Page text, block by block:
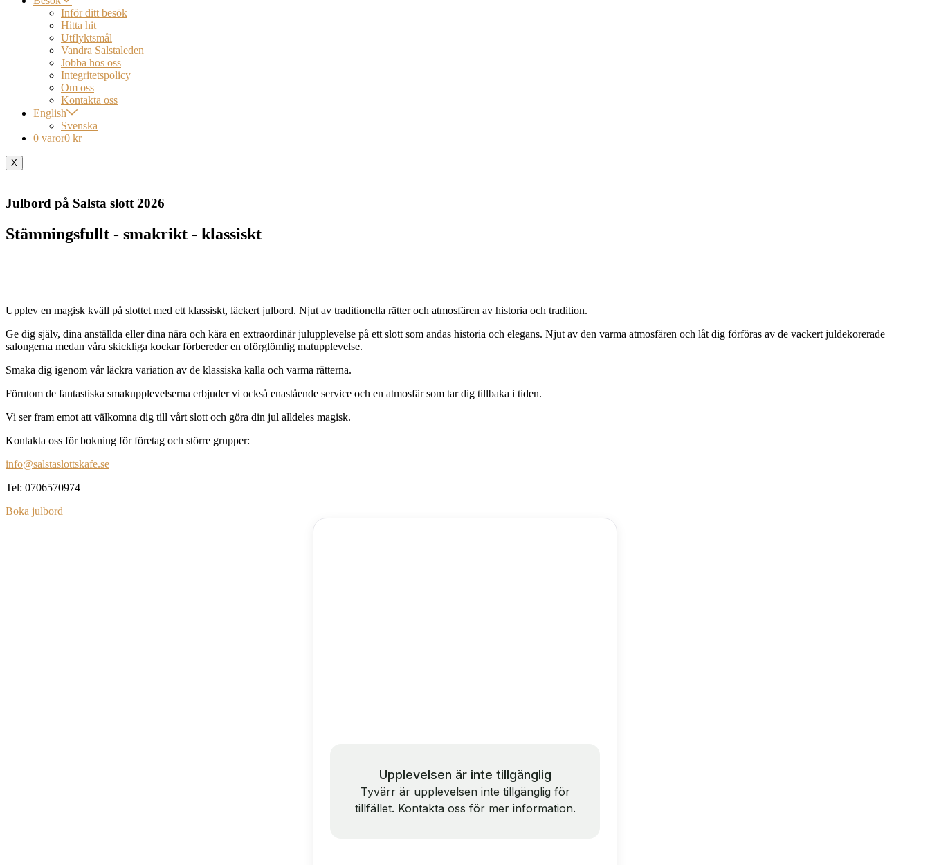
Inför ditt besök
Hitta hit
Utflyktsmål
Vandra Salstaleden
Jobba hos oss
Integritetspolicy
Om oss
Kontakta oss
English
Svenska
0 varor0 kr
X
Julbord på Salsta slott 2026
Stämningsfullt - smakrikt - klassiskt
Upplev en magisk kväll på slottet med ett klassiskt, läckert julbord. Njut av traditionella rätter och atmosfären av historia och tradition.
Ge dig själv, dina anställda eller dina nära och kära en extraordinär julupplevelse på ett slott som andas historia och elegans. Njut av den varma atmosfären och låt dig förföras av de vackert juldekorerade
salongerna medan våra skickliga kockar förbereder en oförglömlig matupplevelse.
Smaka dig igenom vår läckra variation av de klassiska kalla och varma rätterna.
Förutom de fantastiska smakupplevelserna erbjuder vi också enastående service och en atmosfär som tar dig tillbaka i tiden.
Vi ser fram emot att välkomna dig till vårt slott och göra din jul alldeles magisk.
Kontakta oss för bokning för företag och större grupper:
info@salstaslottskafe.se
Tel: 0706570974
Boka julbord